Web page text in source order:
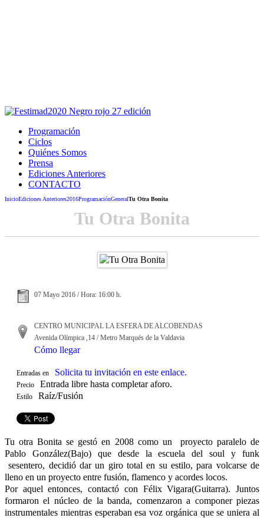
Programación
Ciclos
Quiénes Somos
Prensa
Ediciones Anteriores
CONTACTO
InicioEdiciones Anteriores2016ProgramaciónGeneralTu Otra Bonita
Tu Otra Bonita
07 Mayo 2016 / Hora: 16:00 h.
CENTRO MUNICIPAL LA ESFERA DE ALCOBENDAS
Avenida Olímpica ,14 / Metro Marqués de la Valdavia
Cómo llegar
Entradas en Solicita tu invitación en este enlace.
Precio Entrada libre hasta completar aforo.
Estilo Raíz/Fusión
Tu otra Bonita se gestó en 2008 como un proyecto paralelo de
Pablo González(Bajo) que desde la escuela del soul y funk
sesentero, decidió dar un giro total en su estilo, para volcarse de
lleno en un proyecto entre fusión, flamenco y acordes locos.
Por aquel entonces, contactó con Félix Vigara(Guitarra). Juntos
formaron el núcleo de la banda, comenzaron a componer piezas
instrumentales mientras esperaban esa voz orgánica que se uniera al